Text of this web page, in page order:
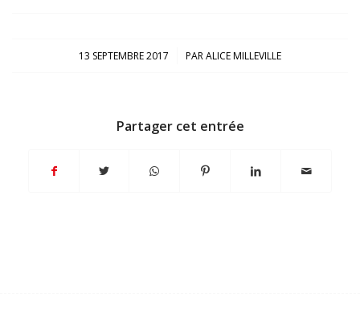
13 SEPTEMBRE 2017
/ PARALICE MILLEVILLE
Partager cet entrée